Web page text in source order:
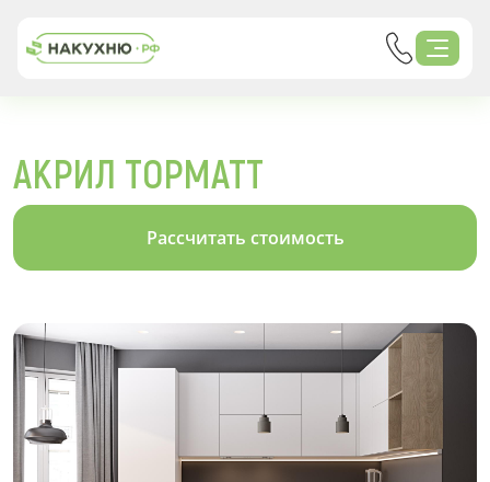
АКРИЛ TOPMATT
Рассчитать стоимость